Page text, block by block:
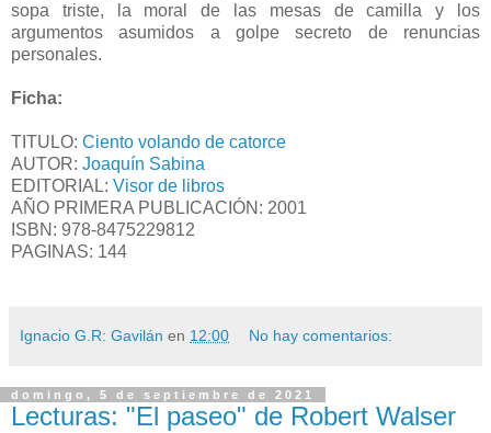
sopa triste, la moral de las mesas de camilla y los
argumentos asumidos a golpe secreto de renuncias
personales.
Ficha:
TITULO: Ciento volando de catorce
AUTOR: Joaquín Sabina
EDITORIAL: Visor de libros
AÑO PRIMERA PUBLICACIÓN: 2001
ISBN: 978-8475229812
PAGINAS: 144
Ignacio G.R: Gavilán en 12:00 No hay comentarios:
domingo, 5 de septiembre de 2021
Lecturas: "El paseo" de Robert Walser